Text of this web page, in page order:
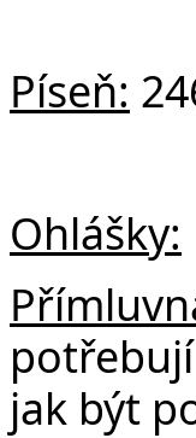
Píseň:
Ohlášky:
jak být